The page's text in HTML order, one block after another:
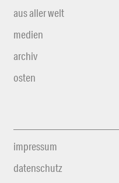
aus aller welt
medien
archiv
osten
impressum
datenschutz